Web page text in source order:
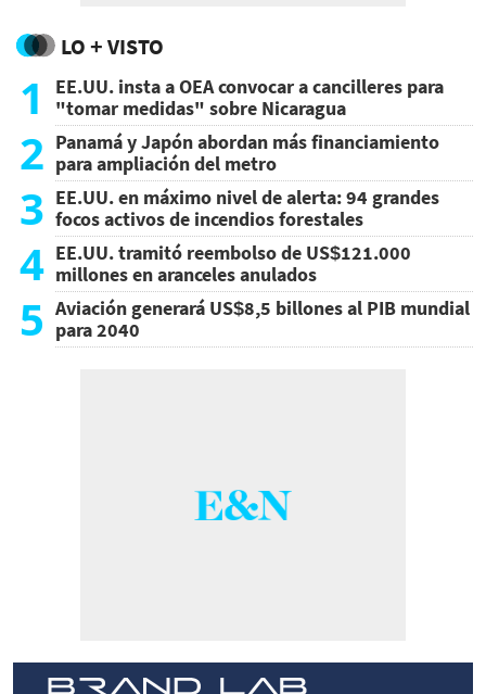
LO + VISTO
1
EE.UU. insta a OEA convocar a cancilleres para
"tomar medidas" sobre Nicaragua
2 Panamá y Japón abordan más financiamiento
para ampliación del metro
3 EE.UU. en máximo nivel de alerta: 94 grandes
focos activos de incendios forestales
4 EE.UU. tramitó reembolso de US$121.000
millones en aranceles anulados
5 Aviación generará US$8,5 billones al PIB mundial
para 2040